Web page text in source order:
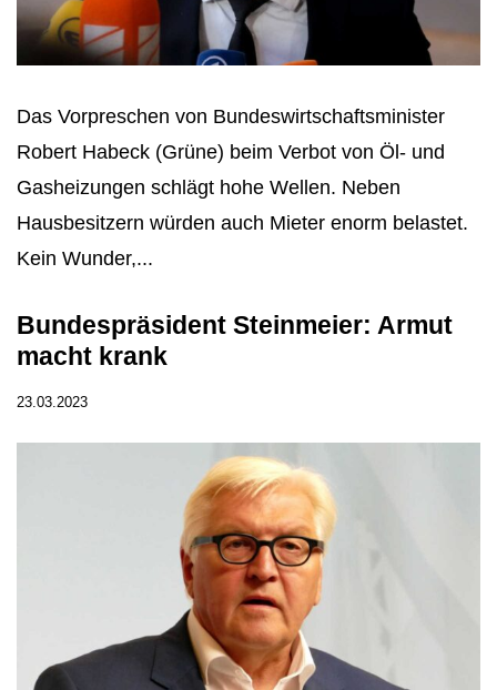
Das Vorpreschen von Bundeswirtschaftsminister
Robert Habeck (Grüne) beim Verbot von Öl- und
Gasheizungen schlägt hohe Wellen. Neben
Hausbesitzern würden auch Mieter enorm belastet.
Kein Wunder,...
Bundespräsident Steinmeier: Armut
macht krank
23.03.2023